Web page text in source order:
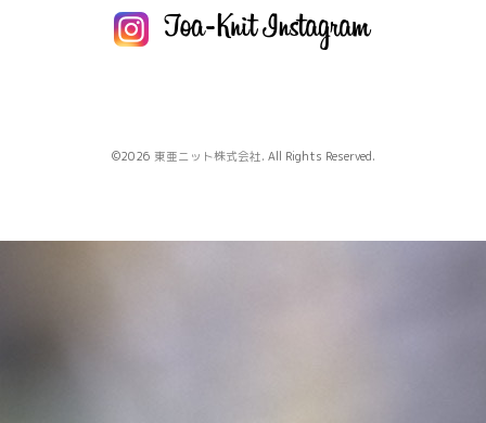
©2026 東亜ニット株式会社. All Rights Reserved.